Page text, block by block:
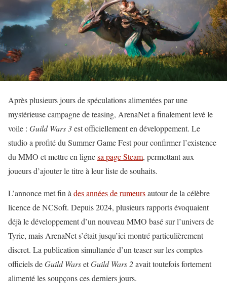
Après plusieurs jours de spéculations alimentées par une
mystérieuse campagne de teasing, ArenaNet a finalement levé le
voile : Guild Wars 3est officiellement en développement. Le
studio a profité du Summer Game Fest pour confirmer l’existence
du MMO et mettre en lignesa page Steam, permettant aux
joueurs d’ajouter le titre à leur liste de souhaits.
L’annonce met fin à des années de rumeursautour de la célèbre
licence de NCSoft. Depuis 2024, plusieurs rapports évoquaient
déjà le développement d’un nouveau MMO basé sur l’univers de
Tyrie, mais ArenaNet s’était jusqu’ici montré particulièrement
discret. La publication simultanée d’un teaser sur les comptes
officiels deGuild WarsetGuild Wars 2avait toutefois fortement
alimenté les soupçons ces derniers jours.